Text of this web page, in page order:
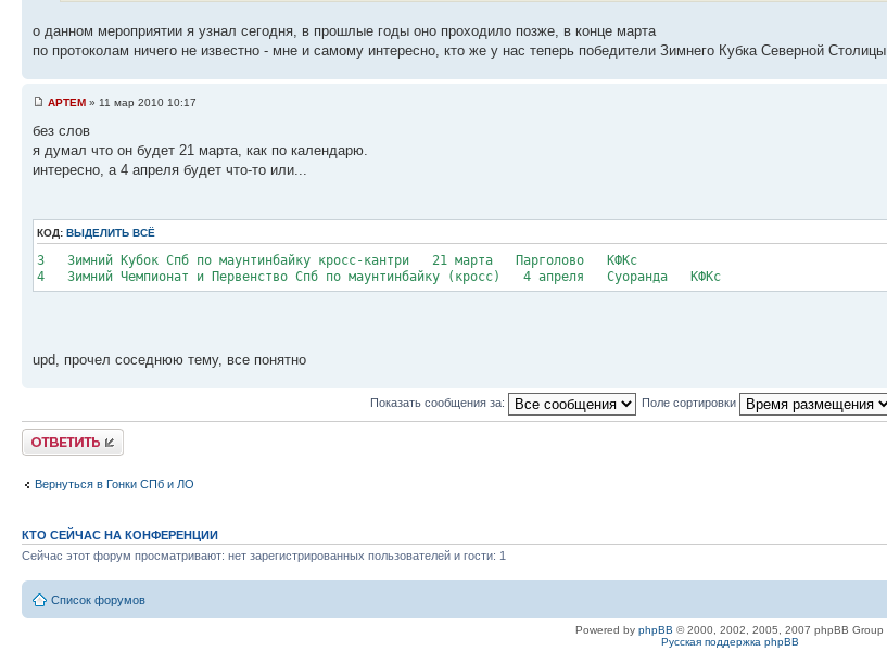
о данном мероприятии я узнал сегодня, в прошлые годы оно проходило позже, в конце марта
по протоколам ничего не известно - мне и самому интересно, кто же у нас теперь победители Зимнего Кубка Северной Столицы
APTEM » 11 мар 2010 10:17
без слов
я думал что он будет 21 марта, как по календарю.
интересно, а 4 апреля будет что-то или...
КОД: ВЫДЕЛИТЬ ВСЁ
3 Зимний Кубок Спб по маунтинбайку кросс-кантри 21 марта Парголово КФКс
4 Зимний Чемпионат и Первенство Спб по маунтинбайку (кросс) 4 апреля Суоранда КФКс
upd, прочел соседнюю тему, все понятно
Показать сообщения за: Поле сортировки
Ответить
Вернуться в Гонки СПб и ЛО
КТО СЕЙЧАС НА КОНФЕРЕНЦИИ
Сейчас этот форум просматривают: нет зарегистрированных пользователей и гости: 1
Список форумов
Powered by phpBB © 2000, 2002, 2005, 2007 phpBB Group
Русская поддержка phpBB